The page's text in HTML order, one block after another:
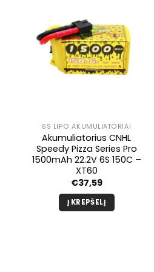
6S LIPO AKUMULIATORIAI
Akumuliatorius CNHL
Speedy Pizza Series Pro
1500mAh 22.2V 6S 150C –
XT60
€37,59
Į KREPŠELĮ